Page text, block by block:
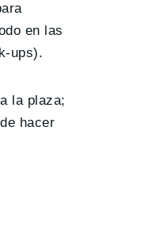
en las
ups).
la plaza;
hacer